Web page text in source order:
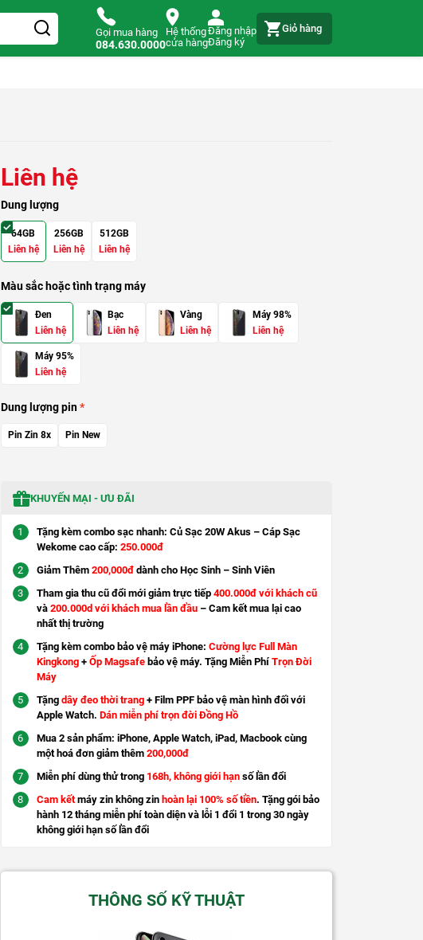
Gọi mua hàng
084.630.0000
Hệ thống
cửa hàng
Đăng nhập
Đăng ký
Giỏ hàng
Liên hệ
Dung lượng
64GB
Liên hệ
256GB
Liên hệ
512GB
Liên hệ
Màu sắc hoặc tình trạng máy
Đen
Liên hệ
Bạc
Liên hệ
Vàng
Liên hệ
Máy 98%
Liên hệ
Máy 95%
Liên hệ
Dung lượng pin
Pin Zin 8x Pin New
KHUYẾN MẠI - ƯU ĐÃI
Tặng kèm combo sạc nhanh: Củ Sạc 20W Akus – Cáp Sạc
Wekome cao cấp: 250.000đ
Giảm Thêm 200,000đdành cho Học Sinh – Sinh Viên
Tham gia thu cũ đổi mới giảm trực tiếp 400.000đ với khách cũ
và200.000d với khách mua lần đầu– Cam kết mua lại cao
nhất thị trường
Tặng kèm combo bảo vệ máy iPhone: Cường lực Full Màn
Kingkong+ Ốp Magsafebảo vệ máy. Tặng Miễn Phí Trọn Đời
Máy
Tặng dây đeo thời trang+ Film PPF bảo vệ màn hình đối với
Apple Watch. Dán miễn phí trọn đời Đồng Hồ
Mua 2 sản phẩm: iPhone, Apple Watch, iPad, Macbook cùng
một hoá đơn giảm thêm 200,000đ
Miễn phí dùng thử trong 168h, không giới hạnsố lần đổi
Cam kếtmáy zin không zin hoàn lại 100% số tiền. Tặng gói bảo
hành 12 tháng miễn phí toàn diện và lỗi 1 đổi 1 trong 30 ngày
không giới hạn số lần đổi
THÔNG SỐ KỸ THUẬT